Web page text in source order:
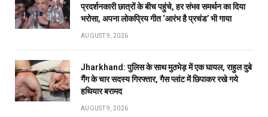
प्रदर्शनकारी छात्रों के बीच पहुंचे, हर संभव समर्थन का दिया
भरोसा, अपना लोकप्रिय गीत ‘आरंभ है प्रचंड’ भी गाया
AUGUST 9, 2026
Jharkhand: पुलिस के साथ मुठभेड़ में एक घायल, राहुल दुबे
गैंग के चार सदस्य गिरफ्तार, गैस प्लांट में छिपाकर रखे गये
हथियार बरामद
AUGUST 9, 2026